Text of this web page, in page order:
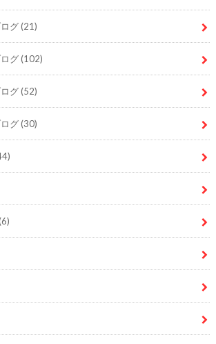
ログ(21)
ログ(102)
ログ(52)
ログ(30)